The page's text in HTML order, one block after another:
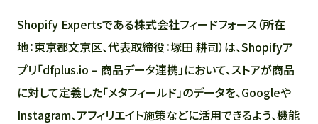
Shopify Expertsである株式会社フィードフォース（所在
地：東京都文京区、代表取締役：塚田 耕司）は、Shopifyア
プリ「dfplus.io – 商品データ連携」において、ストアが商品
に対して定義した「メタフィールド」のデータを、Googleや
Instagram、アフィリエイト施策などに活用できるよう、機能